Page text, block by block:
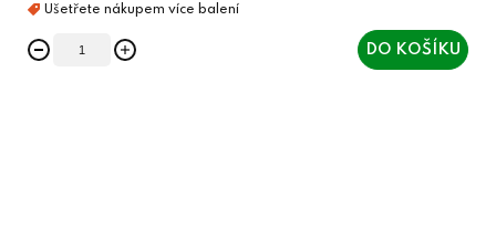
DO KOŠÍKU